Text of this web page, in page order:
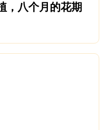
，八个月的花期